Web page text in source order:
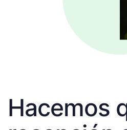
Hacemos